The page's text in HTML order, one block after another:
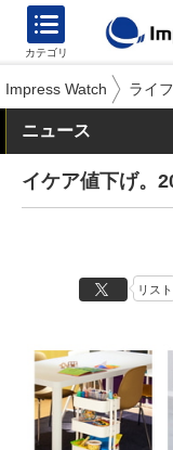
カテゴリ
Impress Watch ライフ
ニュース
イケア値下げ。
リスト